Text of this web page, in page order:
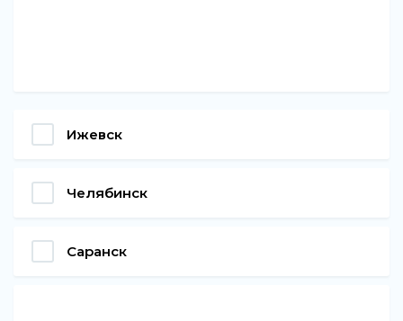
Ижевск
Челябинск
Саранск